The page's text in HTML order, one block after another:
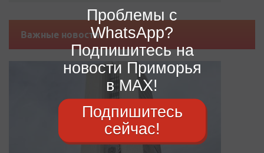
Важные новости
Проблемы с
WhatsApp?
Подпишитесь на
новости Приморья
в MAX!
Подпишитесь
сейчас!